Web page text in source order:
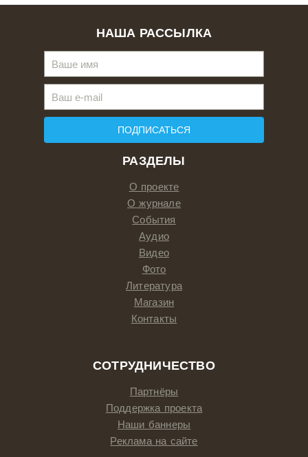
РАЗДЕЛЫ
О проекте
О журнале
События
Аудио
Видео
Фото
Литература
Магазин
Контакты
СОТРУДНИЧЕСТВО
Партнёры
Поддержка проекта
Наши баннеры
Реклама на сайте
НАША РАССЫЛКА
ПОДПИСАТЬСЯ